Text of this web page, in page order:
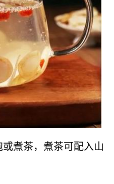
煮茶，煮茶可配入山